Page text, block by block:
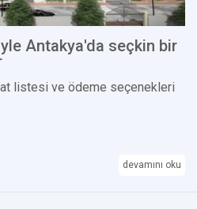
Antakya'da seçkin bir
listesi ve ödeme seçenekleri
devamını oku